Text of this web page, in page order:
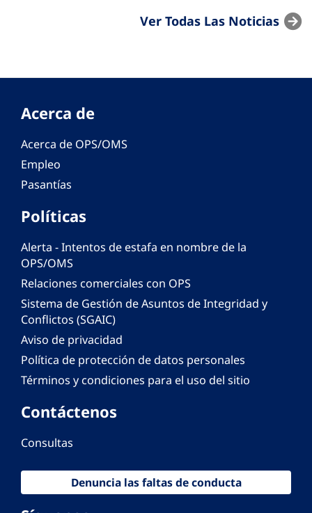
Ver Todas Las Noticias
Acerca de
Acerca de OPS/OMS
Empleo
Pasantías
Políticas
Alerta - Intentos de estafa en nombre de la
OPS/OMS
Relaciones comerciales con OPS
Sistema de Gestión de Asuntos de Integridad y
Conflictos (SGAIC)
Aviso de privacidad
Política de protección de datos personales
Términos y condiciones para el uso del sitio
Contáctenos
Consultas
Denuncia las faltas de conducta